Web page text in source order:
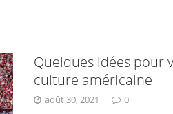
Quelques idées pour
culture américaine
août 30, 2021 0